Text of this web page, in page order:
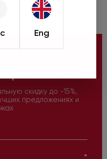
Eng
скидку до -15%,
предложениях и